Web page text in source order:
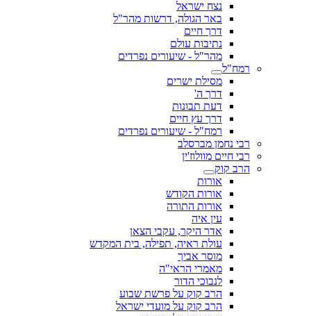
נצח ישראל
באר הגולה, דרשות מהר"ל
דרך חיים
נתיבות עולם
מהר"ל - שיעורים נפרדים
רמח"ל
מסילת ישרים
דרך ה'
דעת תבונות
דרך עץ חיים
רמח"ל - שיעורים נפרדים
רבי נחמן מברסלב
רבי חיים מוולוז'ין
הרב קוק
אורות
אורות הקודש
אורות התורה
עין איה
אדר היקר, עקבי הצאן
עולת ראיה, תפילה, בית המקדש
מוסר אביך
מאמרי הראי"ה
לנבוכי הדור
הרב קוק על פרשת שבוע
הרב קוק על מועדי ישראל